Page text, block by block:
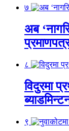
७
अब
८
विदुरमा
९